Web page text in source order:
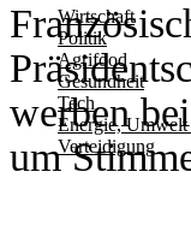
Wirtschaft
Politik
Agrifood
Gesundheit
Tech
Energie,
Verteidigung
werben
um